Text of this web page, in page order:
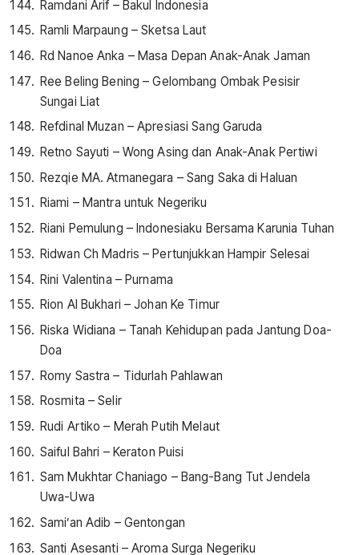
Ramdani Arif – Bakul Indonesia
Ramli Marpaung – Sketsa Laut
Rd Nanoe Anka – Masa Depan Anak-Anak Jaman
Ree Beling Bening – Gelombang Ombak Pesisir
Sungai Liat
Refdinal Muzan – Apresiasi Sang Garuda
Retno Sayuti – Wong Asing dan Anak-Anak Pertiwi
Rezqie MA. Atmanegara – Sang Saka di Haluan
Riami – Mantra untuk Negeriku
Riani Pemulung – Indonesiaku Bersama Karunia Tuhan
Ridwan Ch Madris – Pertunjukkan Hampir Selesai
Rini Valentina – Purnama
Rion Al Bukhari – Johan Ke Timur
Riska Widiana – Tanah Kehidupan pada Jantung Doa-
Doa
Romy Sastra – Tidurlah Pahlawan
Rosmita – Selir
Rudi Artiko – Merah Putih Melaut
Saiful Bahri – Keraton Puisi
Sam Mukhtar Chaniago – Bang-Bang Tut Jendela
Uwa-Uwa
Sami’an Adib – Gentongan
Santi Asesanti – Aroma Surga Negeriku